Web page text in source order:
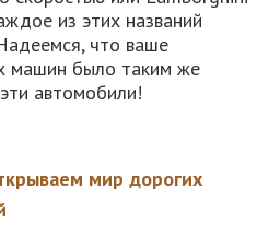
из этих названий
что ваше
машин было таким же
автомобили!
мир дорогих